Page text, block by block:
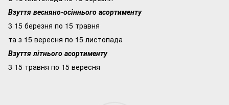
Взуття весняно-осіннього асортименту
3 15 березня по 15 травня
та з 15 вересня по 15 листопада
Взуття літнього асортименту
3 15 травня по 15 вересня